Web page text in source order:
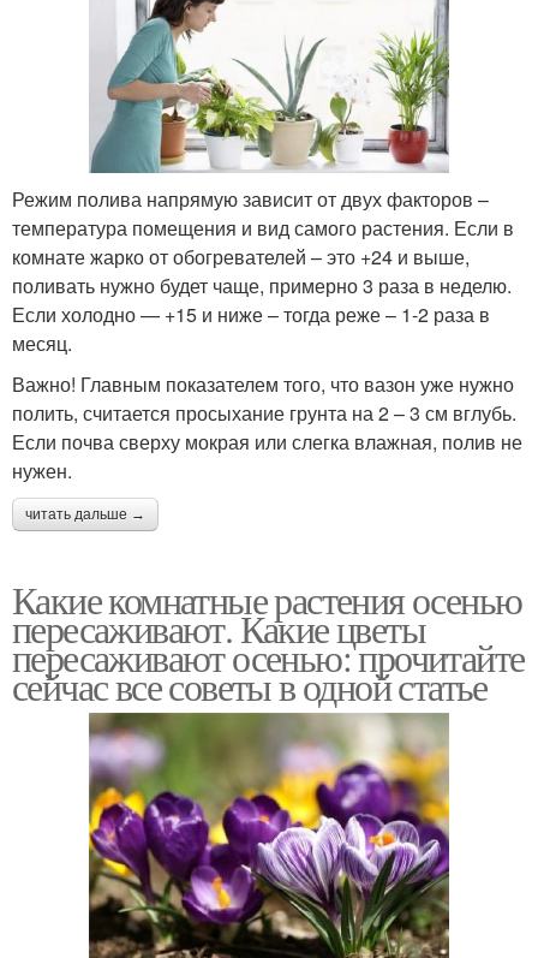
Режим полива напрямую зависит от двух факторов –
температура помещения и вид самого растения. Если в
комнате жарко от обогревателей – это +24 и выше,
поливать нужно будет чаще, примерно 3 раза в неделю.
Если холодно — +15 и ниже – тогда реже – 1-2 раза в
месяц.
Важно! Главным показателем того, что вазон уже нужно
полить, считается просыхание грунта на 2 – 3 см вглубь.
Если почва сверху мокрая или слегка влажная, полив не
нужен.
читать дальше →
Какие комнатные растения осенью
пересаживают. Какие цветы
пересаживают осенью: прочитайте
сейчас все советы в одной статье